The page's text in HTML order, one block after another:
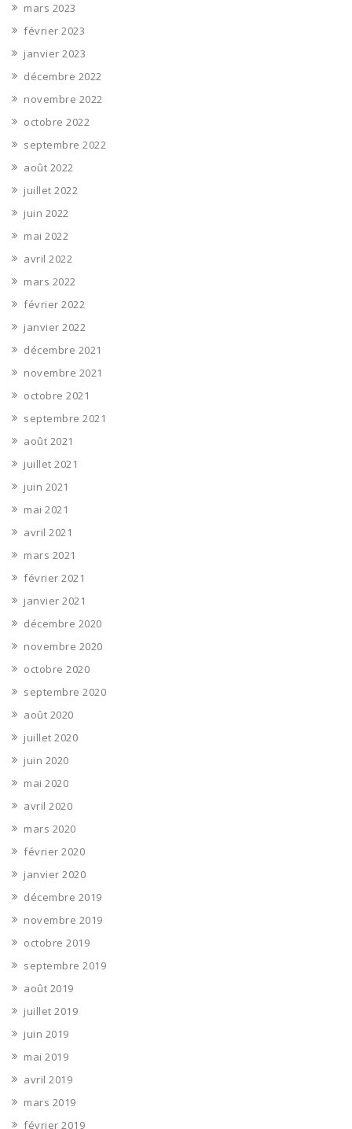
mars 2023
février 2023
janvier 2023
décembre 2022
novembre 2022
octobre 2022
septembre 2022
août 2022
juillet 2022
juin 2022
mai 2022
avril 2022
mars 2022
février 2022
janvier 2022
décembre 2021
novembre 2021
octobre 2021
septembre 2021
août 2021
juillet 2021
juin 2021
mai 2021
avril 2021
mars 2021
février 2021
janvier 2021
décembre 2020
novembre 2020
octobre 2020
septembre 2020
août 2020
juillet 2020
juin 2020
mai 2020
avril 2020
mars 2020
février 2020
janvier 2020
décembre 2019
novembre 2019
octobre 2019
septembre 2019
août 2019
juillet 2019
juin 2019
mai 2019
avril 2019
mars 2019
février 2019